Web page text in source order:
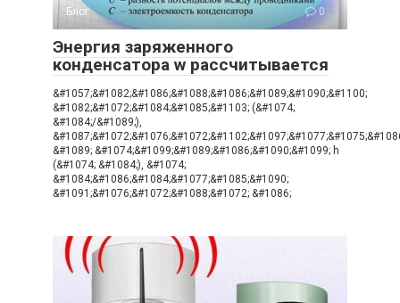
Блог 0
Энергия заряженного
конденсатора w рассчитывается
&#1057;&#1082;&#1086;&#1088;&#1086;&#1089;&#1090;&#1100;
&#1082;&#1072;&#1084;&#1085;&#1103; (&#1074;
&#1084;/&#1089;),
&#1089; &#1074;&#1099;&#1089;&#1086;&#1090;&#1099; h
(&#1074; &#1084;), &#1074;
&#1084;&#1086;&#1084;&#1077;&#1085;&#1090;
&#1091;&#1076;&#1072;&#1088;&#1072; &#1086;